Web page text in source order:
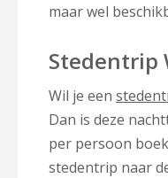
maar wel
Stedentrip
Wil je een
Dan is deze
per persoon
stedentrip naar